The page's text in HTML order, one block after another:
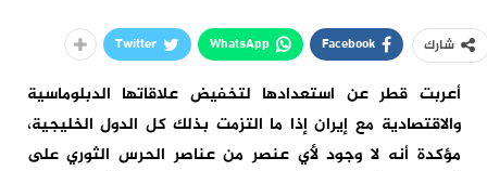
شارك Facebook
WhatsApp
Twitter
أعربت قطر عن استعدادها لتخفيض علاقاتها الدبلوماسية
والاقتصادية مع إيران إذا ما التزمت بذلك كل الدول الخليجية،
مؤكدة أنه لا وجود لأي عنصر من عناصر الحرس الثوري على